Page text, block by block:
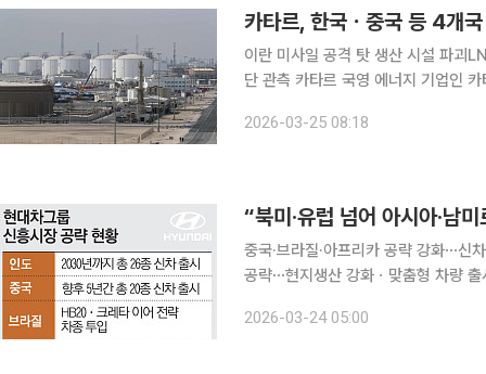
카타르, 한국ㆍ중국 등 4개
이란 미사일 공격 탓 생산 시설 파괴
단 관측 카타르 국영 에너지 기업인 카타르에너지가 한국을 포함한 주요국에 대한 액화천연가스
(현지시간) 가디언을 포함한 주요 외
2026-03-25 08:18
중국·브라질·아프리카 공략 강화⋯신
공략⋯현지생산 강화ㆍ맞춤형 차량 출시 현대자동차그룹은 북미와 유럽 중심의 기존 주력시
세와 규제 리스크가 확대됨에 따라
2026-03-24 05:00